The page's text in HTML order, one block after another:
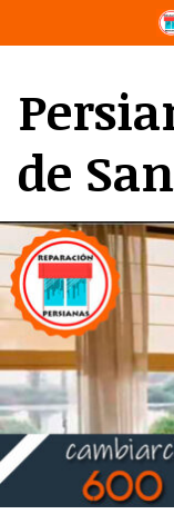
al
de